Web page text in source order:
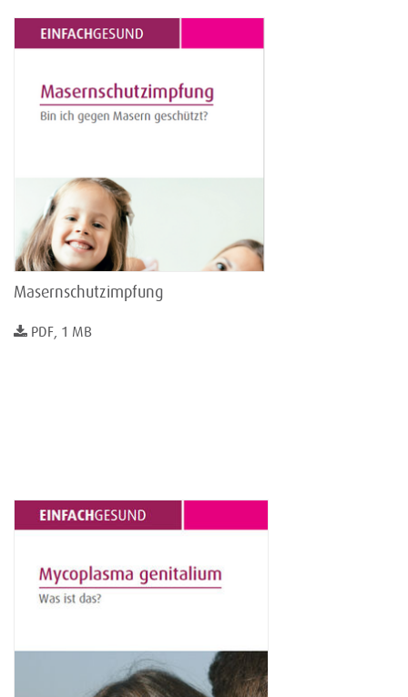
Masernschutzimpfung
PDF, 1 MB